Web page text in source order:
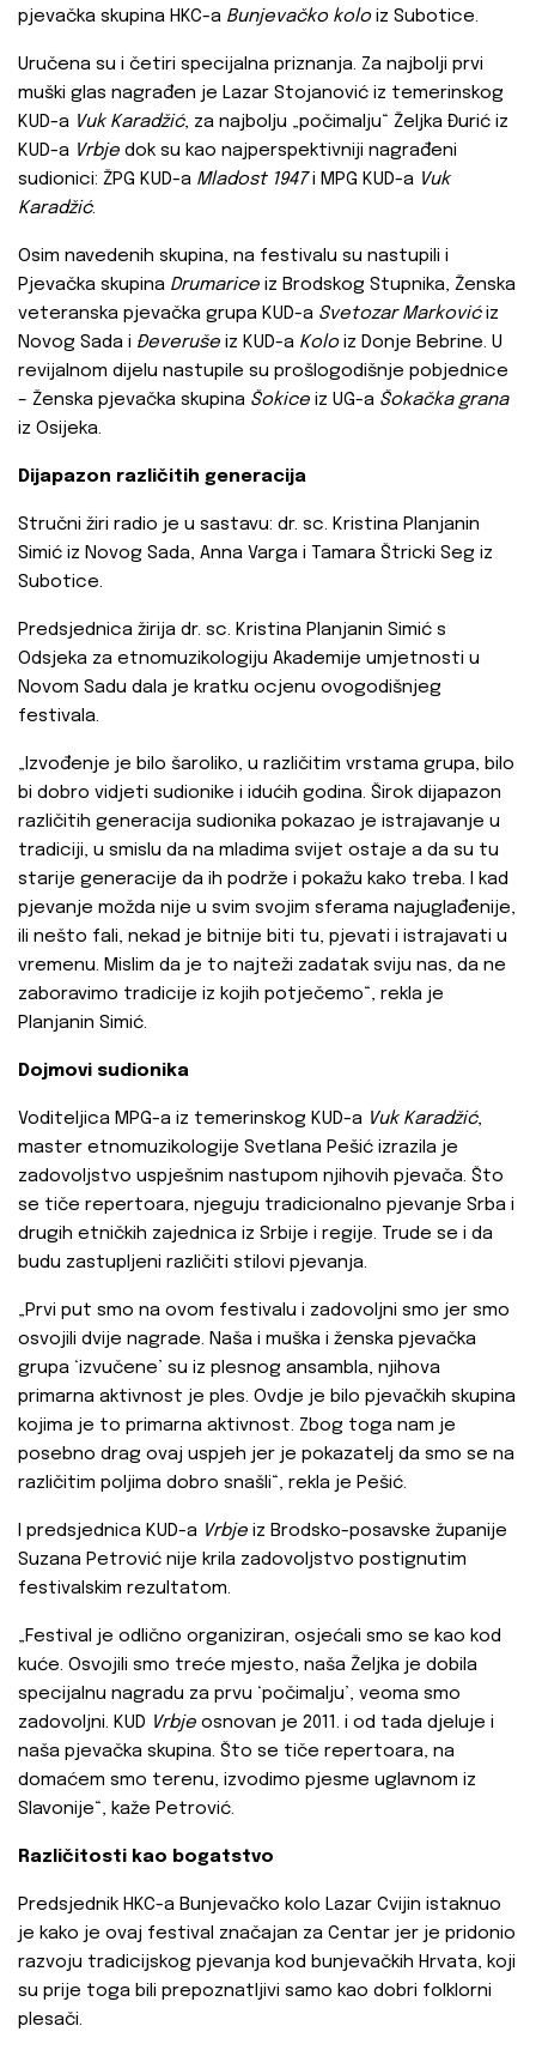
pjevačka skupina HKC-a Bunjevačko kolo iz Subotice.
Uručena su i četiri specijalna priznanja. Za najbolji prvi
muški glas nagrađen je Lazar Stojanović iz temerinskog
KUD-a Vuk Karadžić, za najbolju „počimalju“ Željka Đurić iz
KUD-a Vrbje dok su kao najperspektivniji nagrađeni
sudionici: ŽPG KUD-a Mladost 1947i MPG KUD-a Vuk
Karadžić.
Osim navedenih skupina, na festivalu su nastupili i
Pjevačka skupina Drumarice iz Brodskog Stupnika, Ženska
veteranska pjevačka grupa KUD-a Svetozar Markovićiz
Novog Sada i Đeveruše iz KUD-a Kolo iz Donje Bebrine. U
revijalnom dijelu nastupile su prošlogodišnje pobjednice
– Ženska pjevačka skupina Šokice iz UG-a Šokačka grana
iz Osijeka.
Dijapazon različitih generacija
Stručni žiri radio je u sastavu: dr. sc. Kristina Planjanin
Simić iz Novog Sada, Anna Varga i Tamara Štricki Seg iz
Subotice.
Predsjednica žirija dr. sc. Kristina Planjanin Simić s
Odsjeka za etnomuzikologiju Akademije umjetnosti u
Novom Sadu dala je kratku ocjenu ovogodišnjeg
festivala.
„Izvođenje je bilo šaroliko, u različitim vrstama grupa, bilo
bi dobro vidjeti sudionike i idućih godina. Širok dijapazon
različitih generacija sudionika pokazao je istrajavanje u
tradiciji, u smislu da na mladima svijet ostaje a da su tu
starije generacije da ih podrže i pokažu kako treba. I kad
pjevanje možda nije u svim svojim sferama najuglađenije,
ili nešto fali, nekad je bitnije biti tu, pjevati i istrajavati u
vremenu. Mislim da je to najteži zadatak sviju nas, da ne
zaboravimo tradicije iz kojih potječemo“, rekla je
Planjanin Simić.
Dojmovi sudionika
Voditeljica MPG-a iz temerinskog KUD-a Vuk Karadžić,
master etnomuzikologije Svetlana Pešić izrazila je
zadovoljstvo uspješnim nastupom njihovih pjevača. Što
se tiče repertoara, njeguju tradicionalno pjevanje Srba i
drugih etničkih zajednica iz Srbije i regije. Trude se i da
budu zastupljeni različiti stilovi pjevanja.
„Prvi put smo na ovom festivalu i zadovoljni smo jer smo
osvojili dvije nagrade. Naša i muška i ženska pjevačka
grupa ‘izvučene’ su iz plesnog ansambla, njihova
primarna aktivnost je ples. Ovdje je bilo pjevačkih skupina
kojima je to primarna aktivnost. Zbog toga nam je
posebno drag ovaj uspjeh jer je pokazatelj da smo se na
različitim poljima dobro snašli“, rekla je Pešić.
I predsjednica KUD-a Vrbje iz Brodsko-posavske županije
Suzana Petrović nije krila zadovoljstvo postignutim
festivalskim rezultatom.
„Festival je odlično organiziran, osjećali smo se kao kod
kuće. Osvojili smo treće mjesto, naša Željka je dobila
specijalnu nagradu za prvu ‘počimalju’, veoma smo
zadovoljni. KUD Vrbje osnovan je 2011. i od tada djeluje i
naša pjevačka skupina. Što se tiče repertoara, na
domaćem smo terenu, izvodimo pjesme uglavnom iz
Slavonije“, kaže Petrović.
Različitosti kao bogatstvo
Predsjednik HKC-a Bunjevačko kolo Lazar Cvijin istaknuo
je kako je ovaj festival značajan za Centar jer je pridonio
razvoju tradicijskog pjevanja kod bunjevačkih Hrvata, koji
su prije toga bili prepoznatljivi samo kao dobri folklorni
plesači.